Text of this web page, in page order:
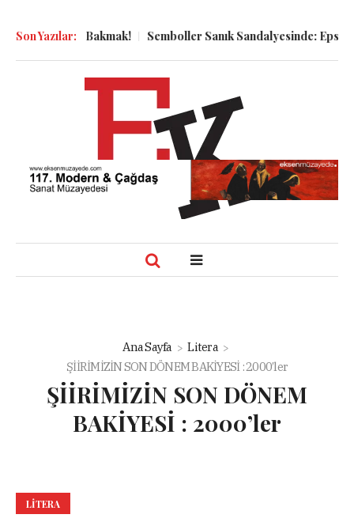
Son Yazılar:
Bakmak! Semboller Sanık Sandalyesinde: Epstein
Ana Sayfa
Litera
ŞİİRİMİZİN SON DÖNEM BAKİYESİ : 2000’ler
ŞİİRİMİZİN SON DÖNEM
BAKİYESİ : 2000’ler
LITERA